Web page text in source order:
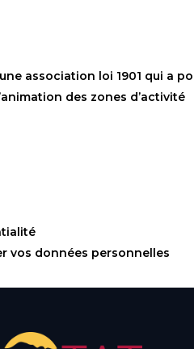
association loi 1901 qui a
des zones d’activité
vos données personnelles